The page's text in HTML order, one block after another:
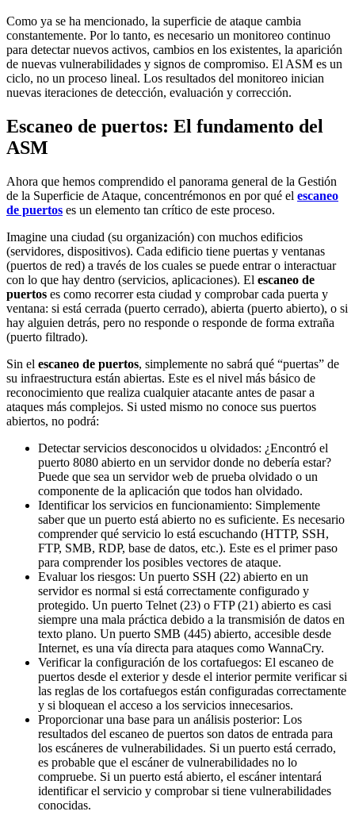
Como ya se ha mencionado, la superficie de ataque cambia
constantemente. Por lo tanto, es necesario un monitoreo continuo
para detectar nuevos activos, cambios en los existentes, la aparición
de nuevas vulnerabilidades y signos de compromiso. El ASM es un
ciclo, no un proceso lineal. Los resultados del monitoreo inician
nuevas iteraciones de detección, evaluación y corrección.
Escaneo de puertos: El fundamento del
ASM
Ahora que hemos comprendido el panorama general de la Gestión
de la Superficie de Ataque, concentrémonos en por qué el escaneo
de puertos es un elemento tan crítico de este proceso.
Imagine una ciudad (su organización) con muchos edificios
(servidores, dispositivos). Cada edificio tiene puertas y ventanas
(puertos de red) a través de los cuales se puede entrar o interactuar
con lo que hay dentro (servicios, aplicaciones). El escaneo de
puertos es como recorrer esta ciudad y comprobar cada puerta y
ventana: si está cerrada (puerto cerrado), abierta (puerto abierto), o si
hay alguien detrás, pero no responde o responde de forma extraña
(puerto filtrado).
Sin el escaneo de puertos, simplemente no sabrá qué “puertas” de
su infraestructura están abiertas. Este es el nivel más básico de
reconocimiento que realiza cualquier atacante antes de pasar a
ataques más complejos. Si usted mismo no conoce sus puertos
abiertos, no podrá:
Detectar servicios desconocidos u olvidados: ¿Encontró el
puerto 8080 abierto en un servidor donde no debería estar?
Puede que sea un servidor web de prueba olvidado o un
componente de la aplicación que todos han olvidado.
Identificar los servicios en funcionamiento: Simplemente
saber que un puerto está abierto no es suficiente. Es necesario
comprender qué servicio lo está escuchando (HTTP, SSH,
FTP, SMB, RDP, base de datos, etc.). Este es el primer paso
para comprender los posibles vectores de ataque.
Evaluar los riesgos: Un puerto SSH (22) abierto en un
servidor es normal si está correctamente configurado y
protegido. Un puerto Telnet (23) o FTP (21) abierto es casi
siempre una mala práctica debido a la transmisión de datos en
texto plano. Un puerto SMB (445) abierto, accesible desde
Internet, es una vía directa para ataques como WannaCry.
Verificar la configuración de los cortafuegos: El escaneo de
puertos desde el exterior y desde el interior permite verificar si
las reglas de los cortafuegos están configuradas correctamente
y si bloquean el acceso a los servicios innecesarios.
Proporcionar una base para un análisis posterior: Los
resultados del escaneo de puertos son datos de entrada para
los escáneres de vulnerabilidades. Si un puerto está cerrado,
es probable que el escáner de vulnerabilidades no lo
compruebe. Si un puerto está abierto, el escáner intentará
identificar el servicio y comprobar si tiene vulnerabilidades
conocidas.